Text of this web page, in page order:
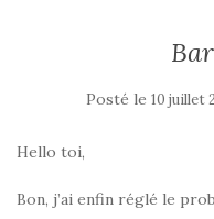
Posté le 10 juillet
Hello toi,
Bon, j’ai enfin réglé le